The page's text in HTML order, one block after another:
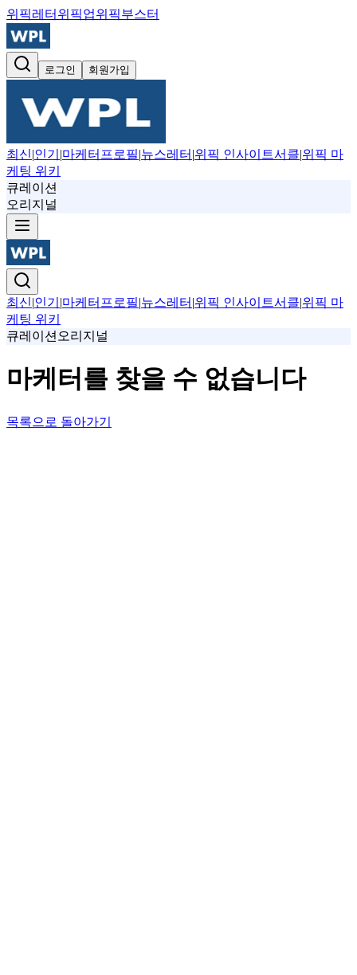
위픽레터 위픽업위픽부스터
로그인 회원가입
최신|인기 |마케터프로필|뉴스레터 |위픽 인사이트서클|위픽 마
케팅 위키
큐레이션
오리지널
최신|인기 |마케터프로필|뉴스레터 |위픽 인사이트서클|위픽 마
케팅 위키
큐레이션 오리지널
마케터를 찾을 수 없습니다
목록으로 돌아가기